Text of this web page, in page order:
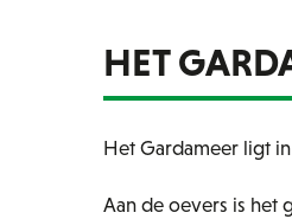
HET
Het Gardameer ligt
Aan de oevers is het